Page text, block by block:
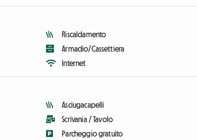
Riscaldamento
Armadio/Cassettiera
Internet
Asciugacapelli
Scrivania / Tavolo
Parcheggio gratuito